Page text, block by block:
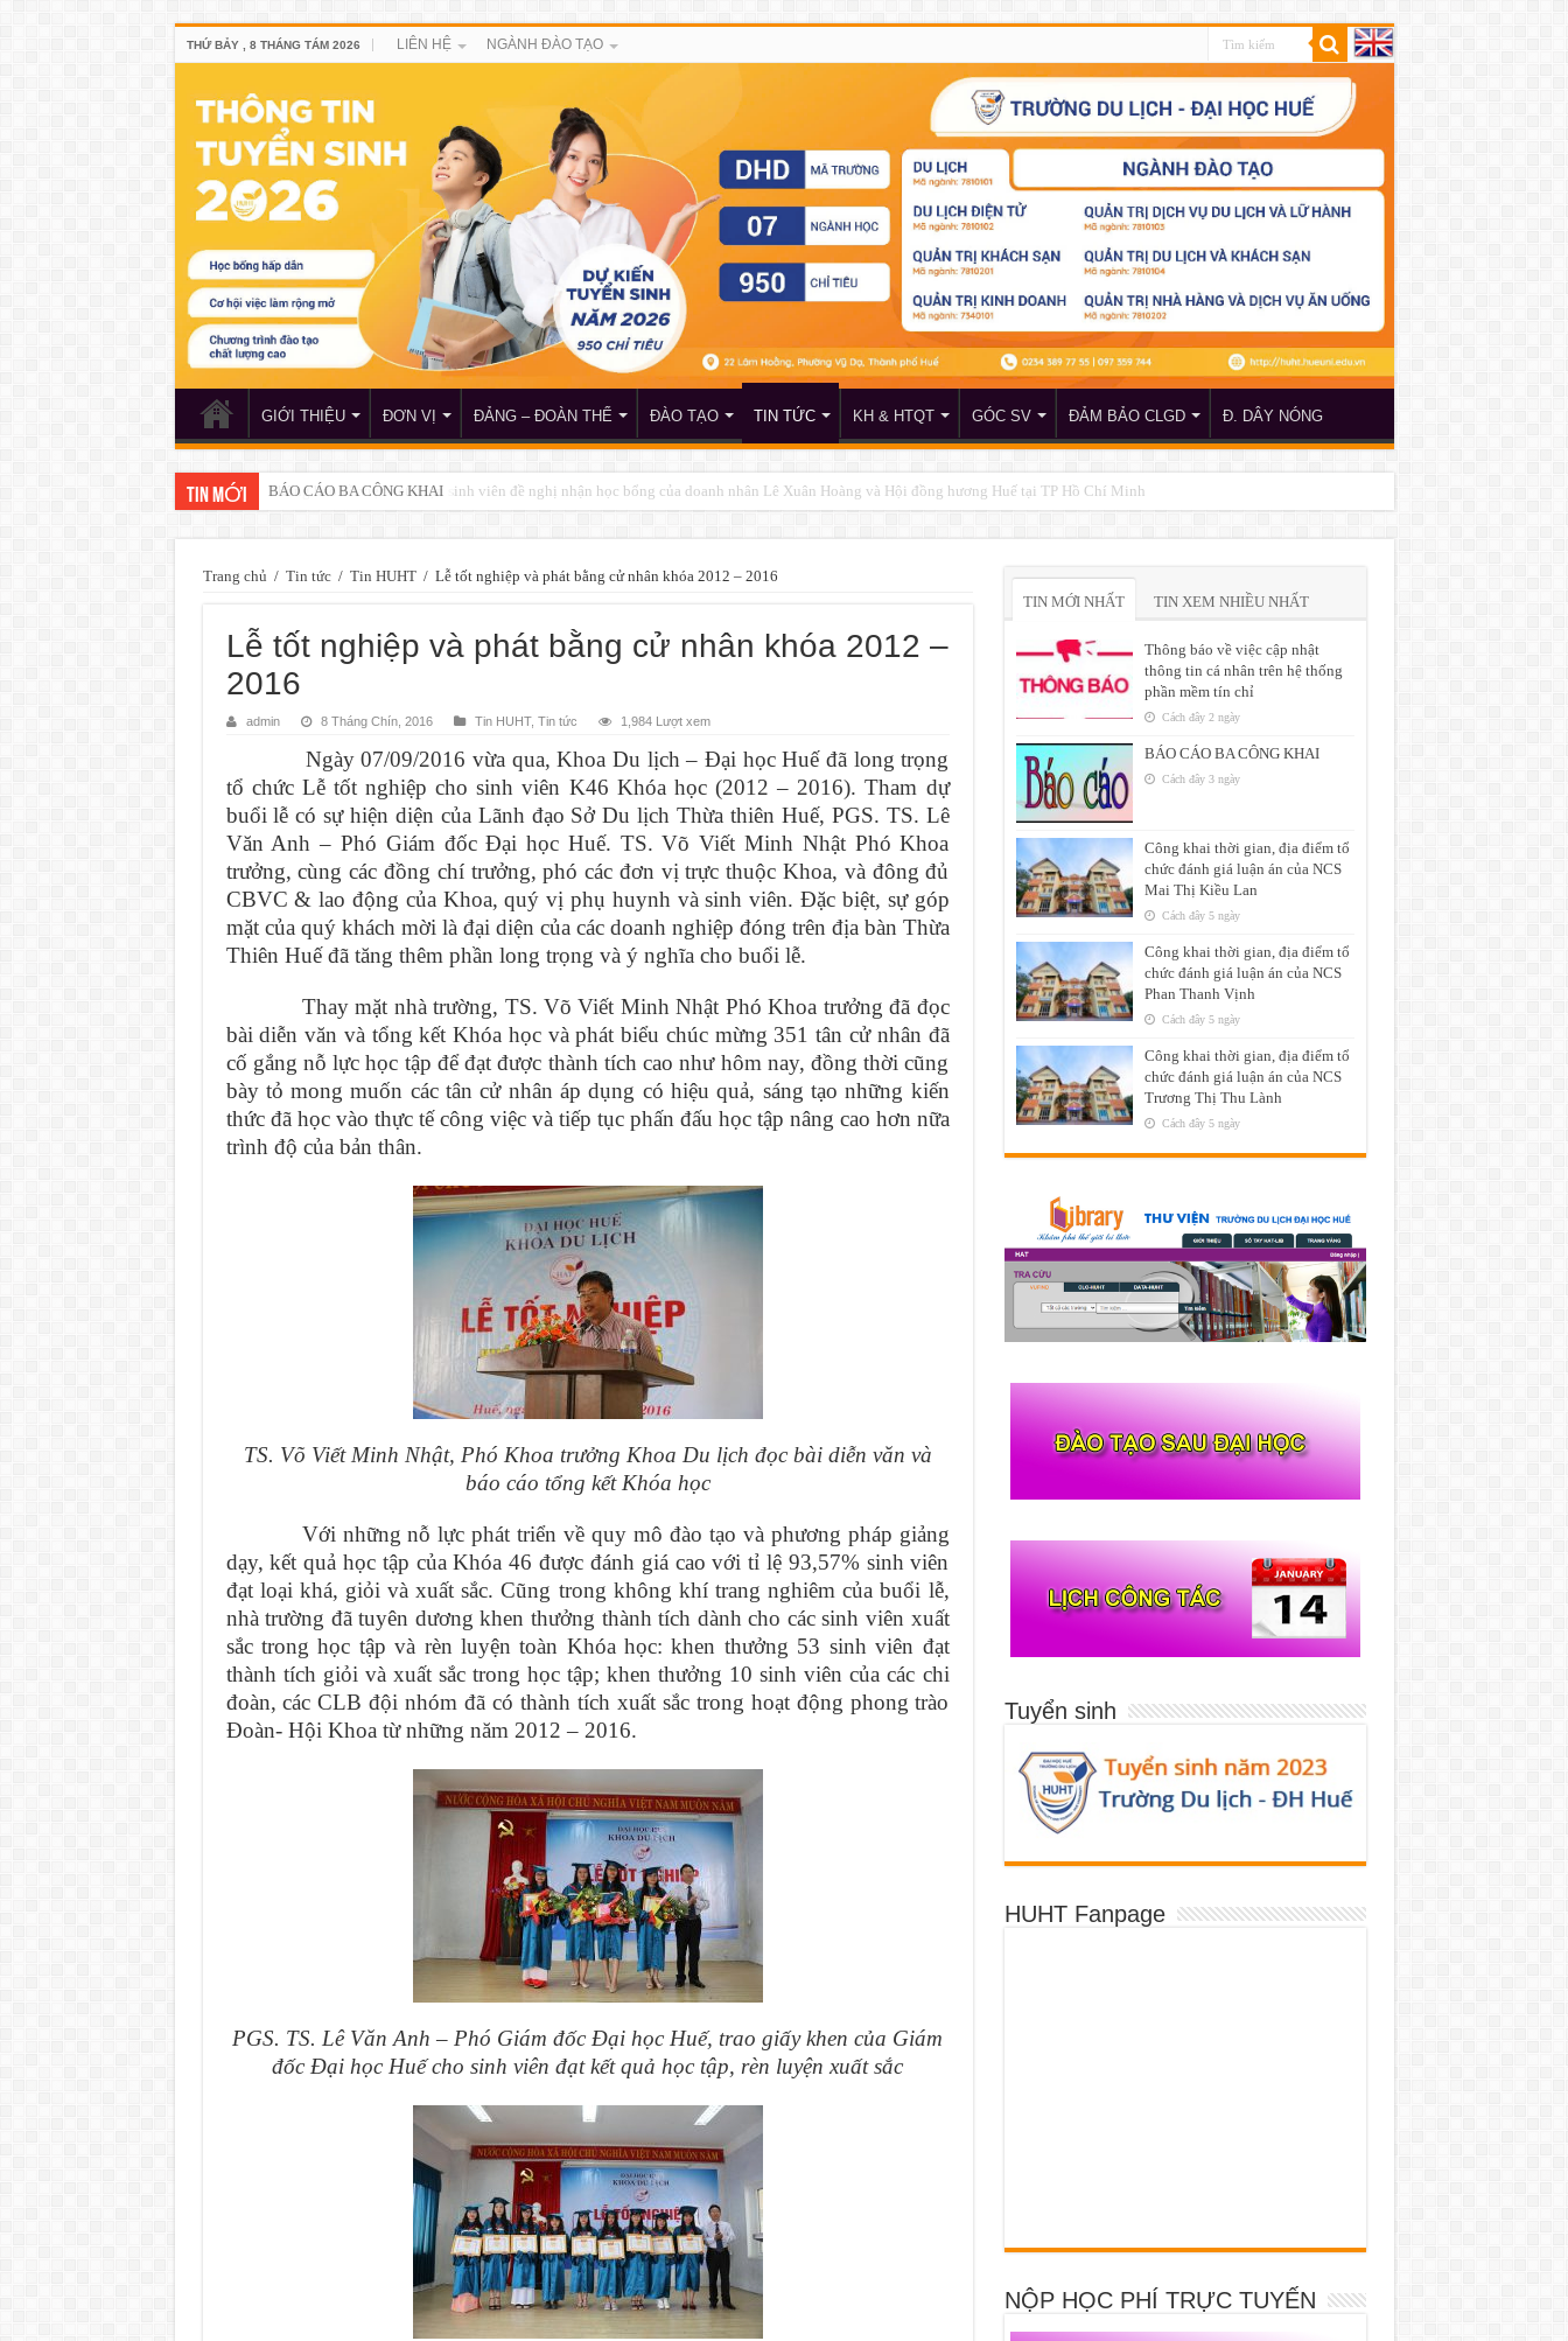
THỨ BẢY , 8 THÁNG TÁM 2026 LIÊN HỆ NGÀNH ĐÀO TẠO
GIỚI THIỆU ĐƠN VỊ ĐẢNG – ĐOÀN THỂ ĐÀO TẠO TIN TỨC KH & HTQT GÓC SV ĐẢM BẢO CLGD Đ. DÂY NÓNG
TIN MỚI Thông báo về việc xét chọn sinh viên đề nghị nhận học bổng của doanh nhân Lê Xuân Hoàng và Hội đồng hương Huế tại TP Hồ Chí Minh
Trang chủ / Tin tức / Tin HUHT / Lễ tốt nghiệp và phát bằng cử nhân khóa 2012 – 2016
Lễ tốt nghiệp và phát bằng cử nhân khóa 2012 –
2016
admin 8 Tháng Chín, 2016 Tin HUHT, Tin tức 1,984 Lượt xem
Ngày 07/09/2016 vừa qua, Khoa Du lịch – Đại học Huế đã long trọng
tổ chức Lễ tốt nghiệp cho sinh viên K46 Khóa học (2012 – 2016). Tham dự
buổi lễ có sự hiện diện của Lãnh đạo Sở Du lịch Thừa thiên Huế, PGS. TS. Lê
Văn Anh – Phó Giám đốc Đại học Huế. TS. Võ Viết Minh Nhật Phó Khoa
trưởng, cùng các đồng chí trưởng, phó các đơn vị trực thuộc Khoa, và đông đủ
CBVC & lao động của Khoa, quý vị phụ huynh và sinh viên. Đặc biệt, sự góp
mặt của quý khách mời là đại diện của các doanh nghiệp đóng trên địa bàn Thừa
Thiên Huế đã tăng thêm phần long trọng và ý nghĩa cho buổi lễ.
Thay mặt nhà trường, TS. Võ Viết Minh Nhật Phó Khoa trưởng đã đọc
bài diễn văn và tổng kết Khóa học và phát biểu chúc mừng 351 tân cử nhân đã
cố gắng nỗ lực học tập để đạt được thành tích cao như hôm nay, đồng thời cũng
bày tỏ mong muốn các tân cử nhân áp dụng có hiệu quả, sáng tạo những kiến
thức đã học vào thực tế công việc và tiếp tục phấn đấu học tập nâng cao hơn nữa
trình độ của bản thân.
TS. Võ Viết Minh Nhật, Phó Khoa trưởng Khoa Du lịch đọc bài diễn văn và
báo cáo tổng kết Khóa học
Với những nỗ lực phát triển về quy mô đào tạo và phương pháp giảng
dạy, kết quả học tập của Khóa 46 được đánh giá cao với tỉ lệ 93,57% sinh viên
đạt loại khá, giỏi và xuất sắc. Cũng trong không khí trang nghiêm của buổi lễ,
nhà trường đã tuyên dương khen thưởng thành tích dành cho các sinh viên xuất
sắc trong học tập và rèn luyện toàn Khóa học: khen thưởng 53 sinh viên đạt
thành tích giỏi và xuất sắc trong học tập; khen thưởng 10 sinh viên của các chi
đoàn, các CLB đội nhóm đã có thành tích xuất sắc trong hoạt động phong trào
Đoàn- Hội Khoa từ những năm 2012 – 2016.
PGS. TS. Lê Văn Anh – Phó Giám đốc Đại học Huế, trao giấy khen của Giám
đốc Đại học Huế cho sinh viên đạt kết quả học tập, rèn luyện xuất sắc
TIN MỚI NHẤT TIN XEM NHIỀU NHẤT
Thông báo về việc cập nhật
thông tin cá nhân trên hệ thống
phần mềm tín chỉ
Cách đây 2 ngày
BÁO CÁO BA CÔNG KHAI
Cách đây 3 ngày
Công khai thời gian, địa điểm tổ
chức đánh giá luận án của NCS
Mai Thị Kiều Lan
Cách đây 5 ngày
Công khai thời gian, địa điểm tổ
chức đánh giá luận án của NCS
Phan Thanh Vịnh
Cách đây 5 ngày
Công khai thời gian, địa điểm tổ
chức đánh giá luận án của NCS
Trương Thị Thu Lành
Cách đây 5 ngày
Tuyển sinh
HUHT Fanpage
NỘP HỌC PHÍ TRỰC TUYẾN